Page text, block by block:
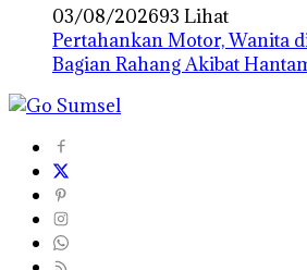
03/08/202693 Lihat
Pertahankan Motor, Wanita
Bagian Rahang Akibat